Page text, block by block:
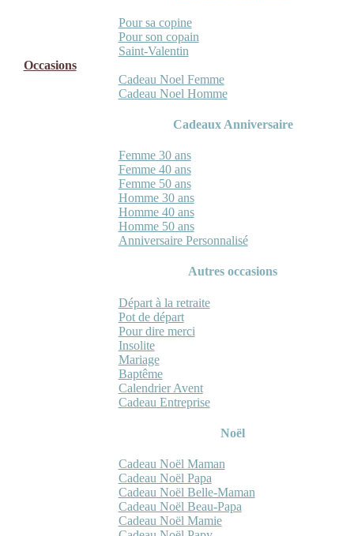
Pour sa copine
Pour son copain
Saint-Valentin
Occasions
Cadeau Noel Femme
Cadeau Noel Homme
Cadeaux Anniversaire
Femme 30 ans
Femme 40 ans
Femme 50 ans
Homme 30 ans
Homme 40 ans
Homme 50 ans
Anniversaire Personnalisé
Autres occasions
Départ à la retraite
Pot de départ
Pour dire merci
Insolite
Mariage
Baptême
Calendrier Avent
Cadeau Entreprise
Noël
Cadeau Noël Maman
Cadeau Noël Papa
Cadeau Noël Belle-Maman
Cadeau Noël Beau-Papa
Cadeau Noël Mamie